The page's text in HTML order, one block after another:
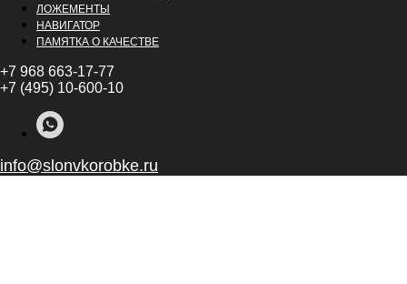
ЛОЖЕМЕНТЫ
НАВИГАТОР
ПАМЯТКА О КАЧЕСТВЕ
+7 968 663-17-77
+7 (495) 10-600-10
info@slonvkorobke.ru